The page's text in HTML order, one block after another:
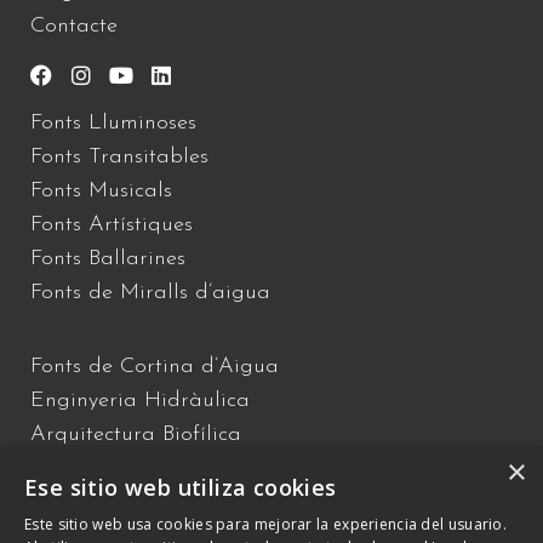
Contacte
Fonts Lluminoses
Fonts Transitables
Fonts Musicals
Fonts Artístiques
Fonts Ballarines
Fonts de Miralls d’aigua
Fonts de Cortina d’Aigua
Enginyeria Hidràulica
Arquitectura Biofílica
Fonts Flotants
Fonts Interactives
×
Ese sitio web utiliza cookies
Este sitio web usa cookies para mejorar la experiencia del usuario.